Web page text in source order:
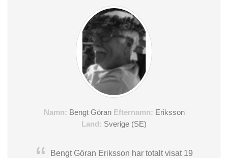
Namn: Bengt Göran Efternamn: Eriksson
Land: Sverige (SE)
Bengt Göran Eriksson har totalt visat 19